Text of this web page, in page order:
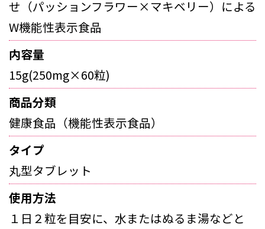
せ（パッションフラワー×マキベリー）による
W機能性表示食品
内容量
15g(250mg×60粒)
商品分類
健康食品（機能性表示食品）
タイプ
丸型タブレット
使用方法
１日２粒を目安に、水またはぬるま湯などと